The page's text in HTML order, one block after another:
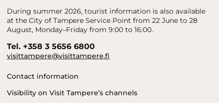
During summer 2026, tourist information is also available
at the City of Tampere Service Point from 22 June to 28
August, Monday–Friday from 9:00 to 16:00.
Tel. +358 3 5656 6800
visittampere@visittampere.fi
Contact information
Visibility on Visit Tampere’s channels